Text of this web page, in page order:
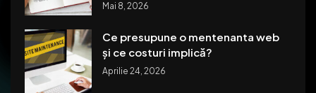
Mai 8, 2026
Ce presupune o mentenanta web
și ce costuri implică?
Aprilie 24, 2026